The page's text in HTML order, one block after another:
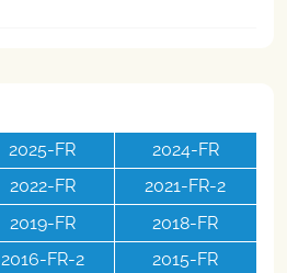
2025-FR
2024-FR
2022-FR
2021-FR-2
2019-FR
2018-FR
2016-FR-2
2015-FR